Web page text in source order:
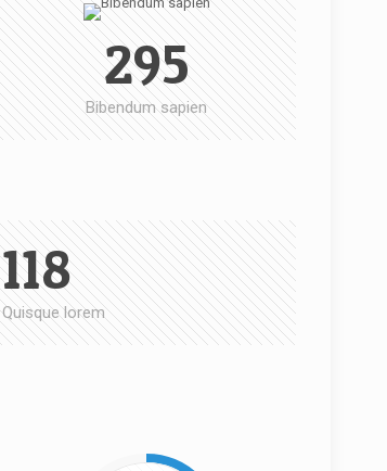
295
Bibendum sapien
118
Quisque lorem